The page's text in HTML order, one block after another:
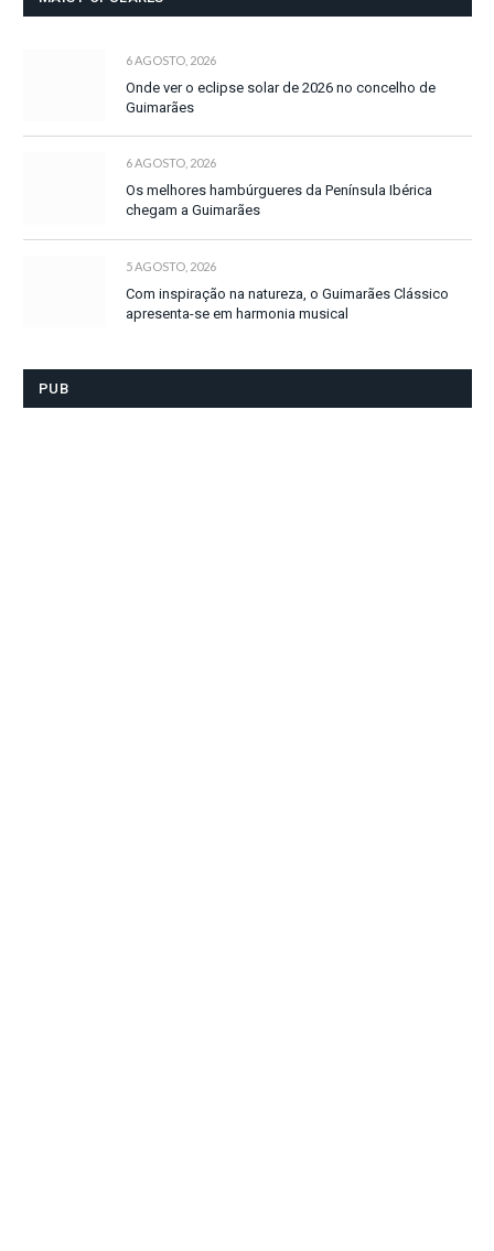
6 AGOSTO, 2026
Onde ver o eclipse solar de 2026 no concelho de
Guimarães
6 AGOSTO, 2026
Os melhores hambúrgueres da Península Ibérica
chegam a Guimarães
5 AGOSTO, 2026
Com inspiração na natureza, o Guimarães Clássico
apresenta-se em harmonia musical
PUB